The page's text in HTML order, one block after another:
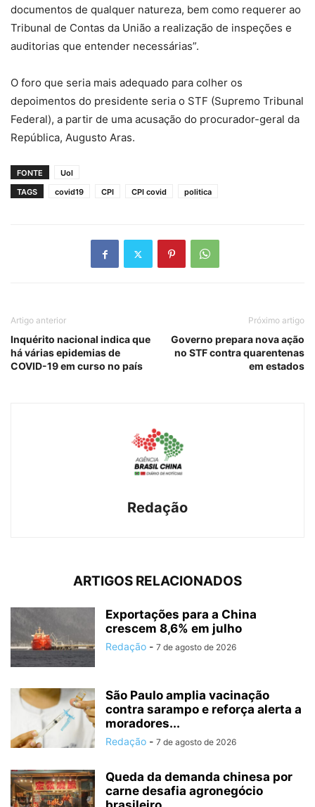
documentos de qualquer natureza, bem como requerer ao
Tribunal de Contas da União a realização de inspeções e
auditorias que entender necessárias”.
O foro que seria mais adequado para colher os
depoimentos do presidente seria o STF (Supremo Tribunal
Federal), a partir de uma acusação do procurador-geral da
República, Augusto Aras.
FONTE
Uol
TAGS
covid19 CPI CPI covid politica
Artigo anterior
Inquérito nacional indica que
há várias epidemias de
COVID-19 em curso no país
Próximo artigo
Governo prepara nova ação
no STF contra quarentenas
em estados
Redação
ARTIGOS RELACIONADOS
Exportações para a China
crescem 8,6% em julho
Redação - 7 de agosto de 2026
São Paulo amplia vacinação
contra sarampo e reforça alerta a
moradores...
Redação - 7 de agosto de 2026
Queda da demanda chinesa por
carne desafia agronegócio